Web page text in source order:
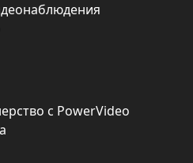
с PowerVideo